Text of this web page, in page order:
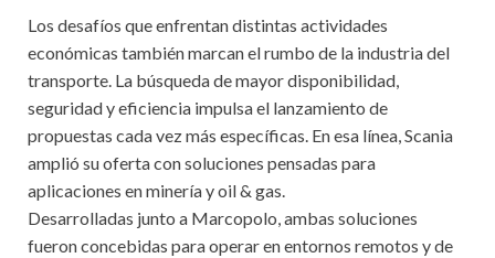
Los desafíos que enfrentan distintas actividades
económicas también marcan el rumbo de la industria del
transporte. La búsqueda de mayor disponibilidad,
seguridad y eficiencia impulsa el lanzamiento de
propuestas cada vez más específicas. En esa línea, Scania
amplió su oferta con soluciones pensadas para
aplicaciones en minería y oil & gas.
Desarrolladas junto a Marcopolo, ambas soluciones
fueron concebidas para operar en entornos remotos y de